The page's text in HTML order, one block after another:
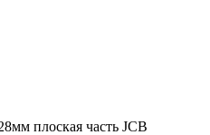
плоская часть JCB